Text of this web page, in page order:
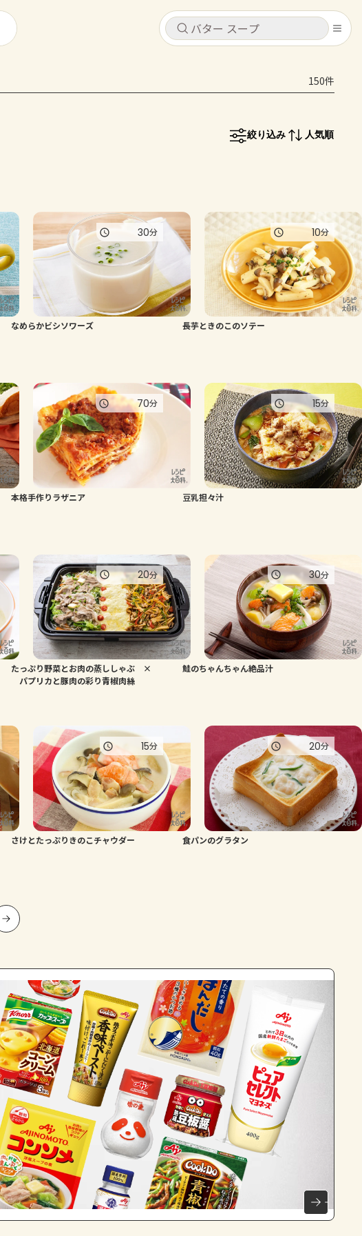
キャンセル
ログインするとレシピを保存できます
コンテンツ
レシピ
トーク
よくあるお問い合わせ
AJINOMOTO PARK とは
キャンセル
レシピ コンテンツ
150件
絞り込み 人気順
なめらかビシソワーズ
30分
長芋ときのこのソテー
10分
本格手作りラザニア
70分
豆乳担々汁
15分
たっぷり野菜とお肉の蒸ししゃぶ ×
パプリカと豚肉の彩り青椒肉絲
20分
鮭のちゃんちゃん絶品汁
30分
さけとたっぷりきのこチャウダー
15分
食パンのグラタン
20分